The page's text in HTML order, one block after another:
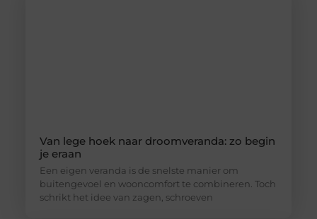
Van lege hoek naar droomveranda: zo begin
je eraan
Een eigen veranda is de snelste manier om
buitengevoel en wooncomfort te combineren. Toch
schrikt het idee van zagen, schroeven